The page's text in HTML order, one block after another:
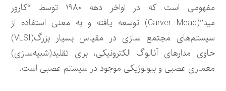
مفهومی است که در اواخر دهه ۱۹۸۰ توسط “کارور
مید”(Carver Mead) توسعه یافته و به معنی استفاده از
سیستم‌های مجتمع سازی در مقیاس بسیار بزرگ(VLSI)
حاوی مدارهای آنالوگ الکترونیکی، برای تقلید(شبیه‌سازی)
معماری عصبی و بیولوژیکی موجود در سیستم عصبی است.